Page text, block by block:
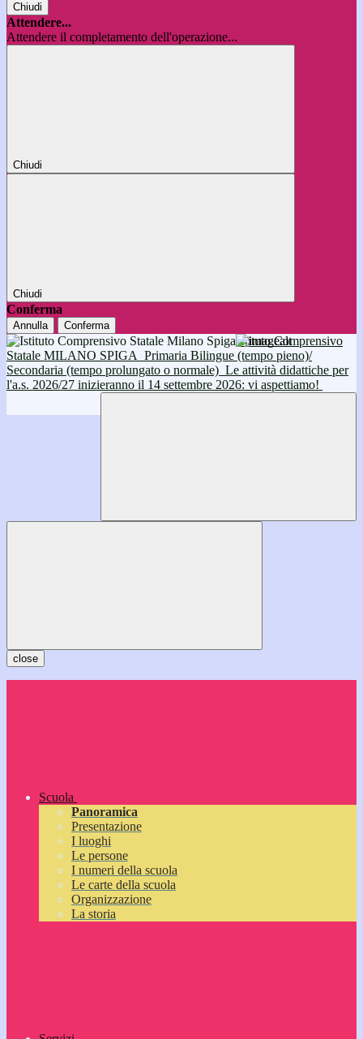
Chiudi
Attendere...
Attendere il completamento dell'operazione...
Chiudi
Chiudi
Conferma
Annulla Conferma
Istituto Comprensivo
Statale MILANO SPIGA Primaria Bilingue (tempo pieno)/
Secondaria (tempo prolungato o normale) Le attività didattiche per
l'a.s. 2026/27 inizieranno il 14 settembre 2026: vi aspettiamo!
close
Scuola
Panoramica
Presentazione
I luoghi
Le persone
I numeri della scuola
Le carte della scuola
Organizzazione
La storia